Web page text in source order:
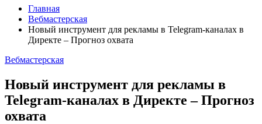
Главная
Вебмастерская
Новый инструмент для рекламы в Telegram-каналах в
Директе – Прогноз охвата
Вебмастерская
Новый инструмент для рекламы в
Telegram-каналах в Директе – Прогноз
охвата